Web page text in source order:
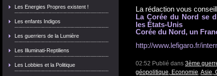
Les Energies Propres existent !
Les enfants Indigos
Les guerriers de la Lumière
Les Illuminati-Reptiliens
Les Lobbies et la Politique
La rédaction vous
La Corée du Nord se
les États-Unis
Corée du Nord, un
http://www.lefigaro.fr/
02:52 Publié dans 3ème
géopolitique, Economie,Asie,